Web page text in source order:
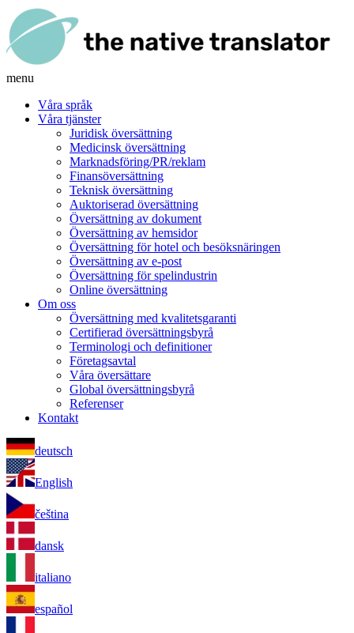
menu
Våra språk
Våra tjänster
Juridisk översättning
Medicinsk översättning
Marknadsföring/PR/reklam
Finansöversättning
Teknisk översättning
Auktoriserad översättning
Översättning av dokument
Översättning av hemsidor
Översättning för hotel och besöksnäringen
Översättning av e-post
Översättning för spelindustrin
Online översättning
Om oss
Översättning med kvalitetsgaranti
Certifierad översättningsbyrå
Terminologi och definitioner
Företagsavtal
Våra översättare
Global översättningsbyrå
Referenser
Kontakt
deutsch
English
čeština
dansk
italiano
español